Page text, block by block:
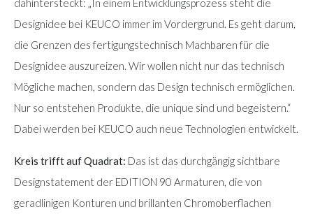
dahintersteckt: „In einem Entwicklungsprozess steht die
Designidee bei KEUCO immer im Vordergrund. Es geht darum,
die Grenzen des fertigungstechnisch Machbaren für die
Designidee auszureizen. Wir wollen nicht nur das technisch
Mögliche machen, sondern das Design technisch ermöglichen.
Nur so entstehen Produkte, die unique sind und begeistern.“
Dabei werden bei KEUCO auch neue Technologien entwickelt.
Kreis trifft auf Quadrat: Das ist das durchgängig sichtbare
Designstatement der EDITION 90 Armaturen, die von
geradlinigen Konturen und brillanten Chromoberflachen